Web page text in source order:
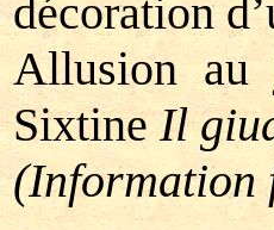
décoration
Allusion au
SixtineIl
(Information